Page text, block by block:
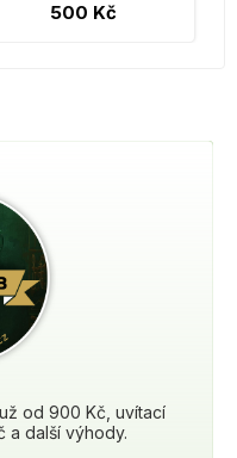
od 900 Kč, uvítací
a další výhody.
500 Kč